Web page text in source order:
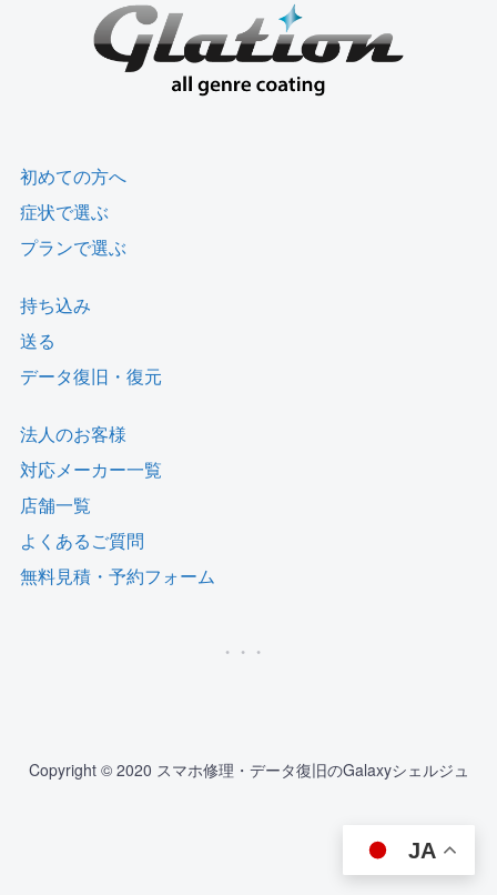
初めての方へ
症状で選ぶ
プランで選ぶ
持ち込み
送る
データ復旧・復元
法人のお客様
対応メーカー一覧
店舗一覧
よくあるご質問
無料見積・予約フォーム
Copyright © 2020 スマホ修理・データ復旧のGalaxyシェルジュ
JA